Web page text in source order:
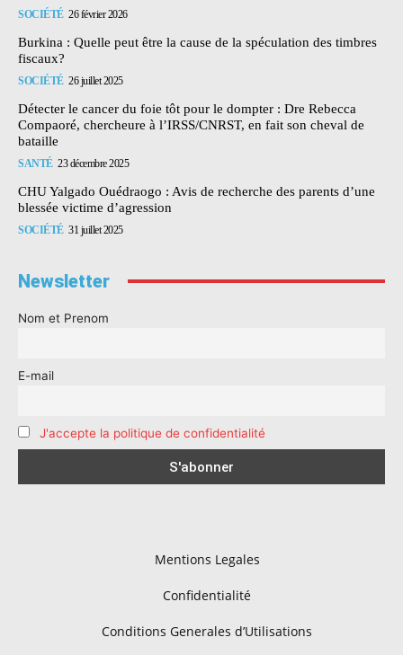
SOCIÉTÉ 26 février 2026
Burkina : Quelle peut être la cause de la spéculation des timbres
fiscaux?
SOCIÉTÉ 26 juillet 2025
Détecter le cancer du foie tôt pour le dompter : Dre Rebecca
Compaoré, chercheure à l’IRSS/CNRST, en fait son cheval de
bataille
SANTÉ 23 décembre 2025
CHU Yalgado Ouédraogo : Avis de recherche des parents d’une
blessée victime d’agression
SOCIÉTÉ 31 juillet 2025
Newsletter
Nom et Prenom
E-mail
J'accepte la politique de confidentialité
Mentions Legales
Confidentialité
Conditions Generales d’Utilisations